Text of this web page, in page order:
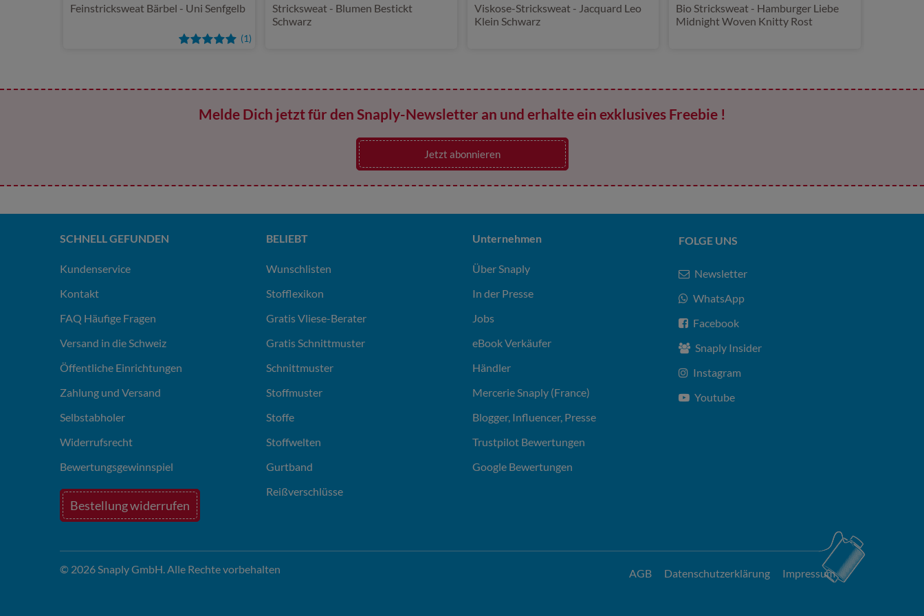
(1)
Feinstricksweat Bärbel - Uni Senfgelb
Stricksweat - Blumen Bestickt
Schwarz
Viskose-Stricksweat - Jacquard Leo
Klein Schwarz
Bio Stricksweat - Hamburger Liebe
Midnight Woven Knitty Rost
Melde Dich jetzt für den Snaply-Newsletter an und erhalte ein exklusives Freebie !
Jetzt abonnieren
SCHNELL GEFUNDEN
Kundenservice
Kontakt
FAQ Häufige Fragen
Versand in die Schweiz
Öffentliche Einrichtungen
Zahlung und Versand
Selbstabholer
Widerrufsrecht
Bewertungsgewinnspiel
Bestellung widerrufen
BELIEBT
Wunschlisten
Stofflexikon
Gratis Vliese-Berater
Gratis Schnittmuster
Schnittmuster
Stoffmuster
Stoffe
Stoffwelten
Gurtband
Reißverschlüsse
Unternehmen
Über Snaply
In der Presse
Jobs
eBook Verkäufer
Händler
Mercerie Snaply (France)
Blogger, Influencer, Presse
Trustpilot Bewertungen
Google Bewertungen
FOLGE UNS
Newsletter
WhatsApp
Facebook
Snaply Insider
Instagram
Youtube
AGB Datenschutzerklärung Impressum
© 2026 Snaply GmbH. Alle Rechte vorbehalten